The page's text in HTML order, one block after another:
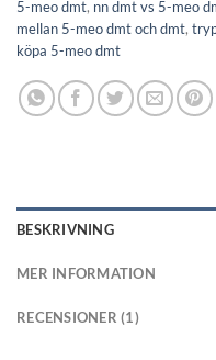
5-meo dmt, nn dmt vs 5-meo
mellan 5-meo dmt och dmt,
köpa 5-meo dmt
BESKRIVNING
MER INFORMATION
RECENSIONER (1)